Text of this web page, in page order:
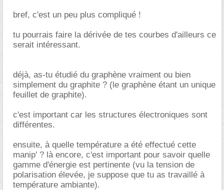
bref, c'est un peu plus compliqué !
tu pourrais faire la dérivée de tes courbes d'ailleurs ce
serait intéressant.
déjà, as-tu étudié du graphène vraiment ou bien
simplement du graphite ? (le graphène étant un unique
feuillet de graphite).
c'est important car les structures électroniques sont
différentes.
ensuite, à quelle température a été effectué cette
manip' ? là encore, c'est important pour savoir quelle
gamme d'énergie est pertinente (vu la tension de
polarisation élevée, je suppose que tu as travaillé à
température ambiante).